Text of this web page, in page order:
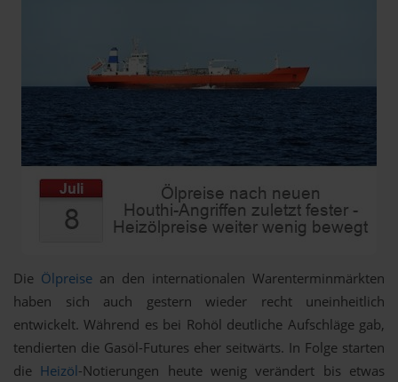
Die Ölpreise an den internationalen Warenterminmärkten
haben sich auch gestern wieder recht uneinheitlich
entwickelt. Während es bei Rohöl deutliche Aufschläge gab,
tendierten die Gasöl-Futures eher seitwärts. In Folge starten
die Heizöl-Notierungen heute wenig verändert bis etwas